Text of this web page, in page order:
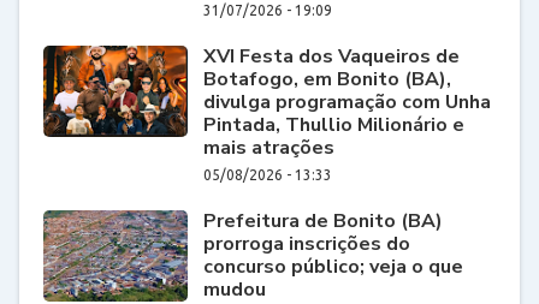
31/07/2026 - 19:09
XVI Festa dos Vaqueiros de
Botafogo, em Bonito (BA),
divulga programação com Unha
Pintada, Thullio Milionário e
mais atrações
05/08/2026 - 13:33
Prefeitura de Bonito (BA)
prorroga inscrições do
concurso público; veja o que
mudou